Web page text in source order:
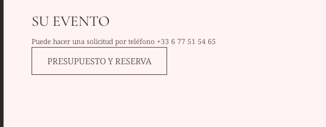
SU EVENTO
Puede hacer una solicitud por teléfono +33 6 77 51 54 65
PRESUPUESTO Y RESERVA